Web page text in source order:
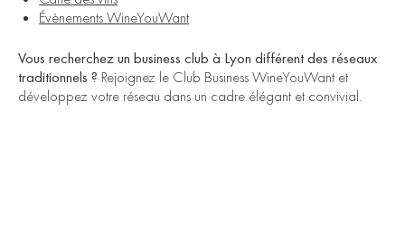
Évènements WineYouWant
Vous recherchez un business club à Lyon différent des réseaux
traditionnels ? Rejoignez le Club Business WineYouWant et
développez votre réseau dans un cadre élégant et convivial.